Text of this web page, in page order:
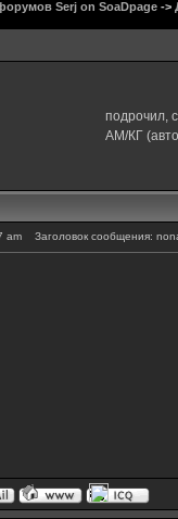
Serj on SoaDpage->
подрочил,
АМ/КГ
am Заголовок сообщения: